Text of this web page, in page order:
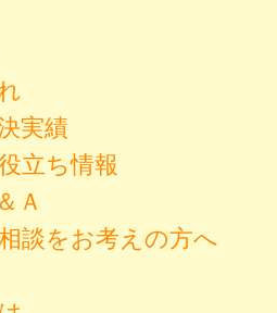
実績
立ち情報
Ａ
談をお考えの方へ